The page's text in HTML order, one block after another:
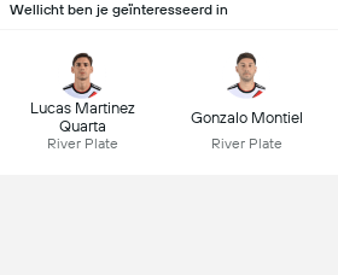
Wellicht ben je geïnteresseerd in
Lucas Martinez
Quarta
River Plate
Gonzalo Montiel
River Plate